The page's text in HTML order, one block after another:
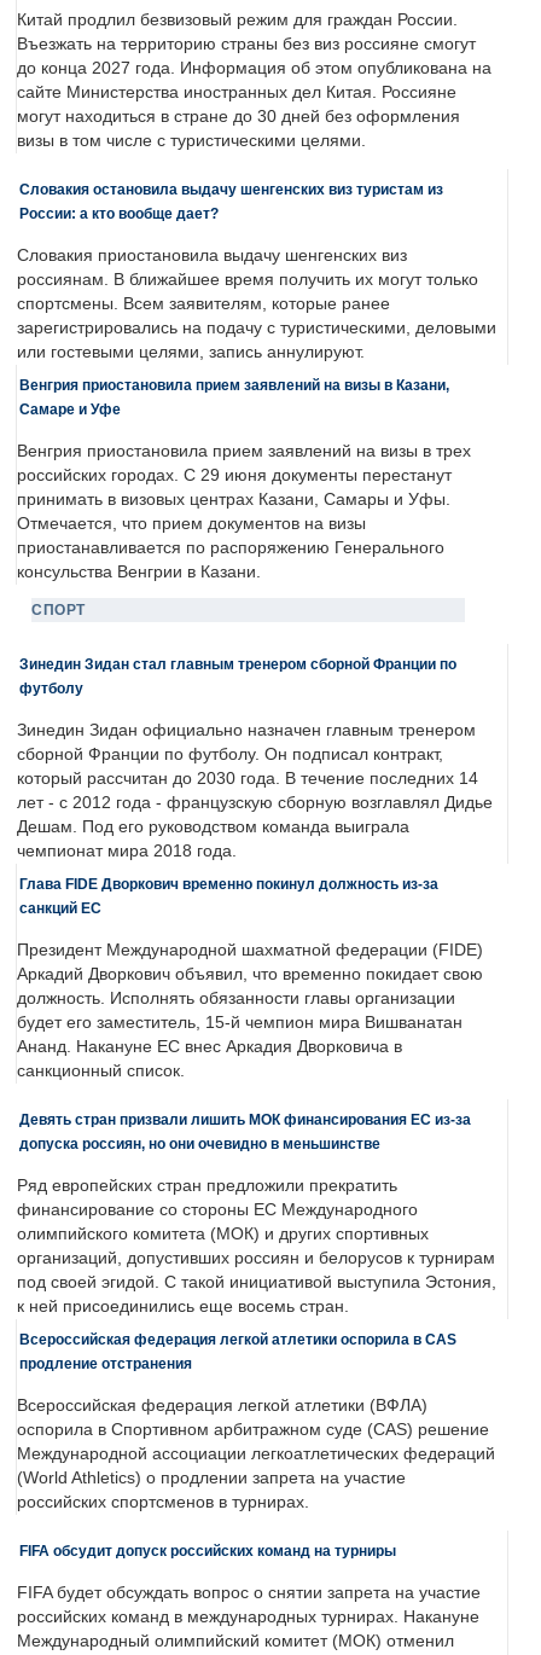
Китай продлил безвизовый режим для граждан России.
Въезжать на территорию страны без виз россияне смогут
до конца 2027 года. Информация об этом опубликована на
сайте Министерства иностранных дел Китая. Россияне
могут находиться в стране до 30 дней без оформления
визы в том числе с туристическими целями.
Словакия остановила выдачу шенгенских виз туристам из
России: а кто вообще дает?
Словакия приостановила выдачу шенгенских виз
россиянам. В ближайшее время получить их могут только
спортсмены. Всем заявителям, которые ранее
зарегистрировались на подачу с туристическими, деловыми
или гостевыми целями, запись аннулируют.
Венгрия приостановила прием заявлений на визы в Казани,
Самаре и Уфе
Венгрия приостановила прием заявлений на визы в трех
российских городах. С 29 июня документы перестанут
принимать в визовых центрах Казани, Самары и Уфы.
Отмечается, что прием документов на визы
приостанавливается по распоряжению Генерального
консульства Венгрии в Казани.
СПОРТ
Зинедин Зидан стал главным тренером сборной Франции по
футболу
Зинедин Зидан официально назначен главным тренером
сборной Франции по футболу. Он подписал контракт,
который рассчитан до 2030 года. В течение последних 14
лет - с 2012 года - французскую сборную возглавлял Дидье
Дешам. Под его руководством команда выиграла
чемпионат мира 2018 года.
Глава FIDE Дворкович временно покинул должность из-за
санкций ЕС
Президент Международной шахматной федерации (FIDE)
Аркадий Дворкович объявил, что временно покидает свою
должность. Исполнять обязанности главы организации
будет его заместитель, 15-й чемпион мира Вишванатан
Ананд. Накануне ЕС внес Аркадия Дворковича в
санкционный список.
Девять стран призвали лишить МОК финансирования ЕС из-за
допуска россиян, но они очевидно в меньшинстве
Ряд европейских стран предложили прекратить
финансирование со стороны ЕС Международного
олимпийского комитета (МОК) и других спортивных
организаций, допустивших россиян и белорусов к турнирам
под своей эгидой. С такой инициативой выступила Эстония,
к ней присоединились еще восемь стран.
Всероссийская федерация легкой атлетики оспорила в CAS
продление отстранения
Всероссийская федерация легкой атлетики (ВФЛА)
оспорила в Спортивном арбитражном суде (CAS) решение
Международной ассоциации легкоатлетических федераций
(World Athletics) о продлении запрета на участие
российских спортсменов в турнирах.
FIFA обсудит допуск российских команд на турниры
FIFA будет обсуждать вопрос о снятии запрета на участие
российских команд в международных турнирах. Накануне
Международный олимпийский комитет (МОК) отменил